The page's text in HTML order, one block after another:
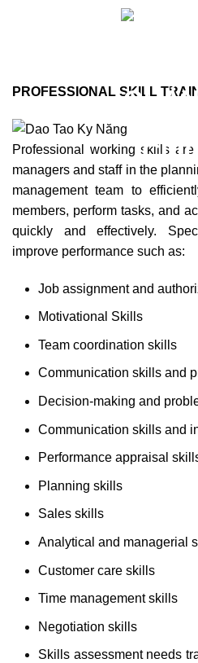
PROFESSIONAL SKILL
Professional working skills
managers and staff in the
management team to
members, perform tasks, and
quickly and effectively.
improve performance such as:
Job assignment and
Motivational Skills
Team coordination skills
Communication skills and
Decision-making and
Communication skills and
Performance appraisal
Planning skills
Sales skills
Analytical and managerial
Customer care skills
Time management skills
Negotiation skills
Skills assessment needs